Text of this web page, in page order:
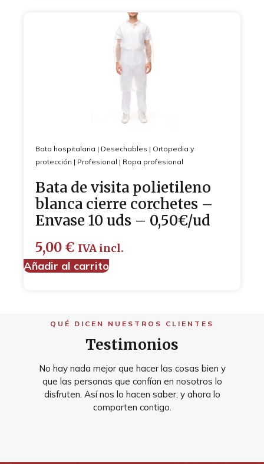
Bata hospitalaria | Desechables | Ortopedia y
protección | Profesional | Ropa profesional
Bata de visita polietileno
blanca cierre corchetes –
Envase 10 uds – 0,50€/ud
5,00 € IVA incl.
Añadir al carrito
QUÉ DICEN NUESTROS CLIENTES
Testimonios
No hay nada mejor que hacer las cosas bien y
que las personas que confían en nosotros lo
disfruten. Así nos lo hacen saber, y ahora lo
comparten contigo.